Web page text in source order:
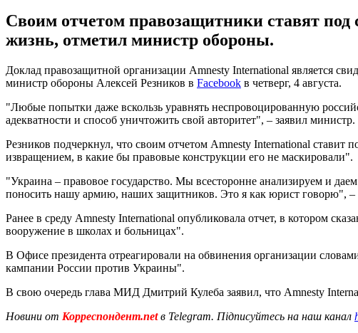
Своим отчетом правозащитники ставят
жизнь, отметил министр обороны.
Доклад правозащитной организации Amnesty International является
министр обороны Алексей Резников в Facebook в четверг, 4 августа.
"Любые попытки даже вскользь уравнять неспровоцированную
адекватности и способ уничтожить свой авторитет", – заявил министр.
Резников подчеркнул, что своим отчетом Amnesty International
извращением, в какие бы правовые конструкции его не маскировали".
"Украина – правовое государство. Мы всесторонне анализируем и
поносить нашу армию, наших защитников. Это я как юрист говорю",
Ранее в среду Amnesty International опубликовала отчет, в котором
вооружение в школах и больницах".
В Офисе президента отреагировали на обвинения организации
кампании России против Украины".
В свою очередь глава МИД Дмитрий Кулеба заявил, что Amnesty
Новини от Корреспондент.netв Telegram. Підписуйтесь на наш канал